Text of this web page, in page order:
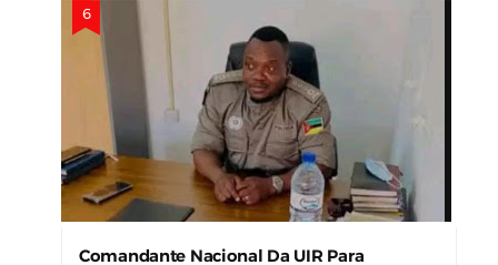
Comandante Nacional Da UIR Para